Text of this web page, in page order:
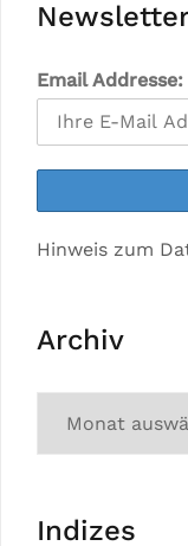
Email Addresse:
Hinweis zum
Archiv
Indizes